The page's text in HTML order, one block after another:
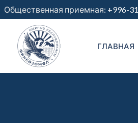
Общественная приемная: +996-
ГЛАВНАЯ